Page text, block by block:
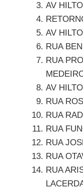
AV
AV
RUA
RUA
AV
RUA
RUA
RUA
RUA
RUA
RUA